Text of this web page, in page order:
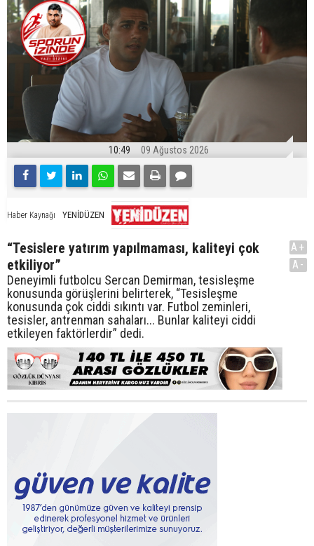
10:49 09 Ağustos 2026
Haber Kaynağı YENİDÜZEN
“Tesislere yatırım yapılmaması, kaliteyi çok
etkiliyor”
Deneyimli futbolcu Sercan Demirman, tesisleşme
konusunda görüşlerini belirterek, “Tesisleşme
konusunda çok ciddi sıkıntı var. Futbol zeminleri,
tesisler, antrenman sahaları... Bunlar kaliteyi ciddi
etkileyen faktörlerdir” dedi.
A+
A-